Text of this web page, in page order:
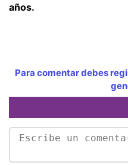
años.
Para comentar debes